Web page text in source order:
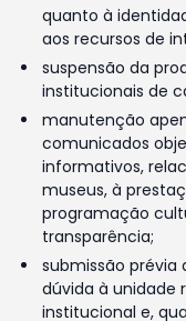
quanto à
aos recursos de
suspensão da
institucionais de
manutenção
comunicados
informativos,
museus, à
programação
transparência;
submissão prévia
dúvida à unidade
institucional e,